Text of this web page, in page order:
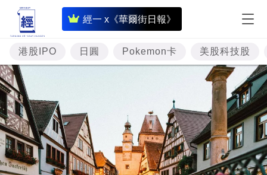
經一 x《華爾街日報》
即
時
財
經
投
資
樓
港股IPO 日圓 Pokemon卡 美股科技股